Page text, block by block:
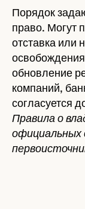
Порядок
право. Могут
отставка или
обновление
компаний,
согласуется
Правила о
официальных